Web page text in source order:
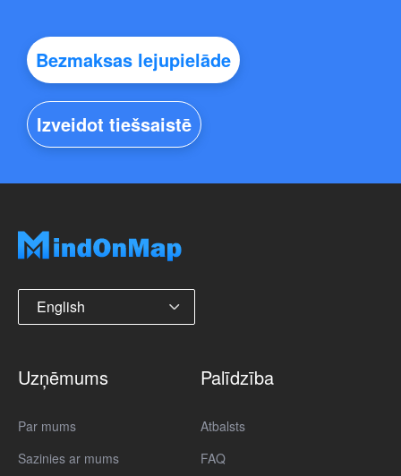
Bezmaksas lejupielāde
Izveidot tiešsaistē
English
Uzņēmums
Par mums
Sazinies ar mums
Palīdzība
Atbalsts
FAQ